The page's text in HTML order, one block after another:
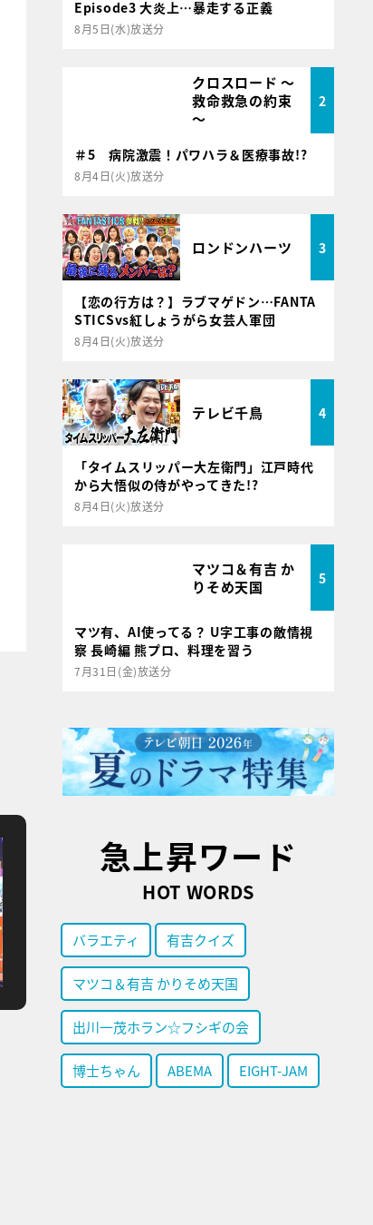
Episode3 大炎上…暴走する正義
8月5日(水)放送分
クロスロード ～
救命救急の約束
～
2
＃5 病院激震！パワハラ＆医療事故!?
8月4日(火)放送分
ロンドンハーツ 3
【恋の行方は？】ラブマゲドン…FANTA
STICSvs紅しょうがら女芸人軍団
8月4日(火)放送分
テレビ千鳥 4
「タイムスリッパー大左衛門」江戸時代
から大悟似の侍がやってきた!?
8月4日(火)放送分
マツコ＆有吉 か
りそめ天国
5
マツ有、AI使ってる？ U字工事の敵情視
察 長崎編 熊プロ、料理を習う
7月31日(金)放送分
急上昇ワード
HOT WORDS
バラエティ 有吉クイズ
マツコ＆有吉 かりそめ天国
出川一茂ホラン☆フシギの会
博士ちゃん ABEMA EIGHT-JAM